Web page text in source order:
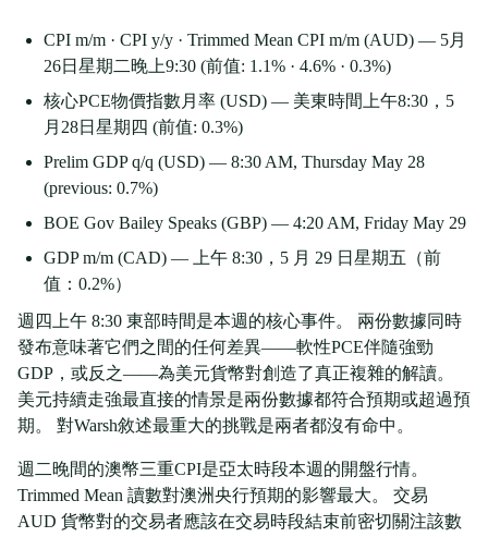
CPI m/m · CPI y/y · Trimmed Mean CPI m/m (AUD) — 5月
26日星期二晚上9:30 (前值: 1.1% · 4.6% · 0.3%)
核心PCE物價指數月率 (USD) — 美東時間上午8:30，5
月28日星期四 (前值: 0.3%)
Prelim GDP q/q (USD) — 8:30 AM, Thursday May 28
(previous: 0.7%)
BOE Gov Bailey Speaks (GBP) — 4:20 AM, Friday May 29
GDP m/m (CAD) — 上午 8:30，5 月 29 日星期五（前
值：0.2%）
週四上午 8:30 東部時間是本週的核心事件。 兩份數據同時
發布意味著它們之間的任何差異——軟性PCE伴隨強勁
GDP，或反之——為美元貨幣對創造了真正複雜的解讀。
美元持續走強最直接的情景是兩份數據都符合預期或超過預
期。 對Warsh敘述最重大的挑戰是兩者都沒有命中。
週二晚間的澳幣三重CPI是亞太時段本週的開盤行情。
Trimmed Mean 讀數對澳洲央行預期的影響最大。 交易
AUD 貨幣對的交易者應該在交易時段結束前密切關注該數